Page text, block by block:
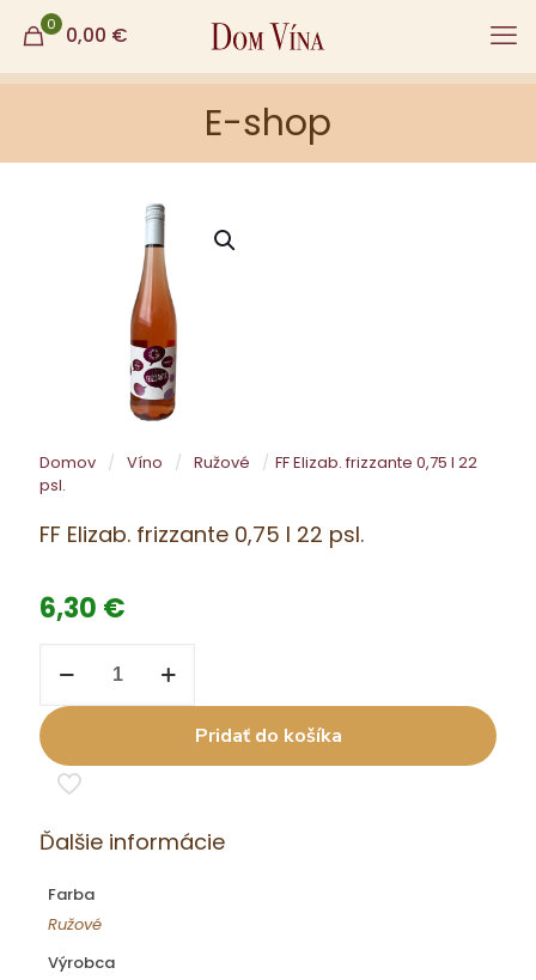
0 0,00 €
E-shop
Domov / Víno / Ružové / FF Elizab. frizzante 0,75 l 22
psl.
FF Elizab. frizzante 0,75 l 22 psl.
6,30 €
frizzante
0,75
Pridať do košíka
Ďalšie informácie
Farba
Ružové
Výrobca